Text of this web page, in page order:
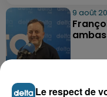
9 août
Une
Le respect de